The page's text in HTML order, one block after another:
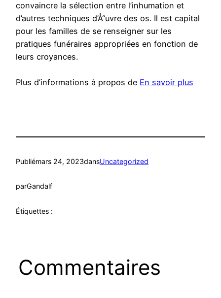
convaincre la sélection entre l’inhumation et
d’autres techniques d’Å“uvre des os. Il est capital
pour les familles de se renseigner sur les
pratiques funéraires appropriées en fonction de
leurs croyances.
Plus d’informations à propos de En savoir plus
Publiémars 24, 2023dansUncategorized
parGandalf
Étiquettes :
Commentaires